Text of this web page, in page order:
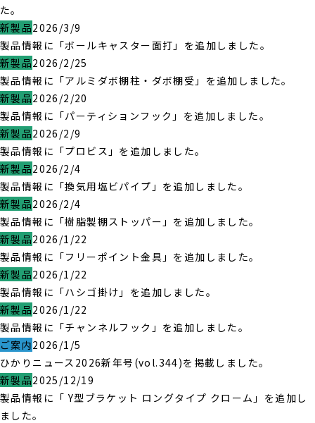
た。
新製品2026/3/9
製品情報に「ボールキャスター面打」を追加しました。
新製品2026/2/25
製品情報に「アルミダボ棚柱・ダボ棚受」を追加しました。
新製品2026/2/20
製品情報に「パーティションフック」を追加しました。
新製品2026/2/9
製品情報に「プロビス」を追加しました。
新製品2026/2/4
製品情報に「換気用塩ビパイプ」を追加しました。
新製品2026/2/4
製品情報に「樹脂製棚ストッパー」を追加しました。
新製品2026/1/22
製品情報に「フリーポイント金具」を追加しました。
新製品2026/1/22
製品情報に「ハシゴ掛け」を追加しました。
新製品2026/1/22
製品情報に「チャンネルフック」を追加しました。
ご案内2026/1/5
ひかりニュース2026新年号(vol.344)を掲載しました。
新製品2025/12/19
製品情報に「 Y型ブラケット ロングタイプ クローム」を追加し
ました。